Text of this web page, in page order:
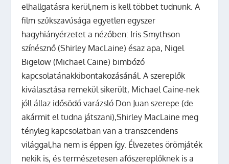
elhallgatásra kerül,nem is kell többet tudnunk. A
film szűkszavúsága egyetlen egyszer
hagyhiányérzetet a nézőben: Iris Smythson
színésznő (Shirley MacLaine) ésaz apa, Nigel
Bigelow (Michael Caine) bimbózó
kapcsolatánakkibontakozásánál. A szereplők
kiválasztása remekül sikerült, Michael Caine-nek
jóll állaz idősödő varázsló Don Juan szerepe (de
akármit el tudna játszani),Shirley MacLaine meg
tényleg kapcsolatban van a transzcendens
világgal,ha nem is éppen így. Élvezetes örömjáték
nekik is, és természetesen afőszereplőknek is a